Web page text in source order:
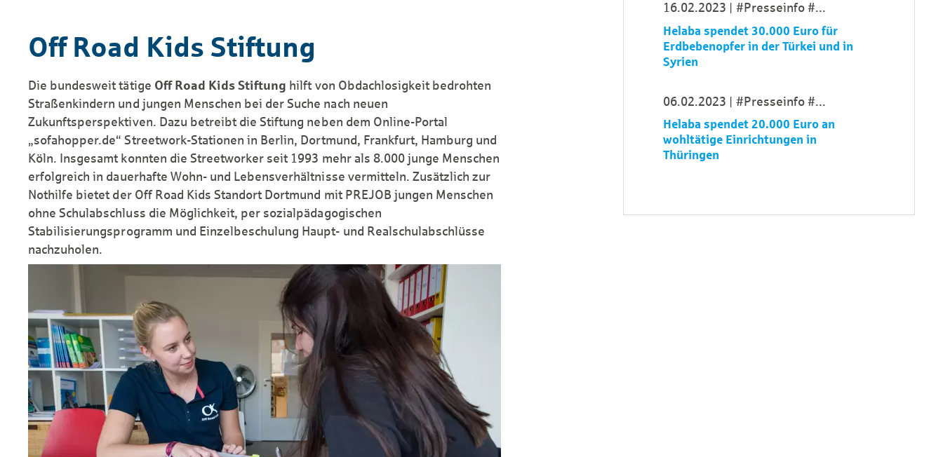
Off Road Kids Stiftung
Die bundesweit tätige Off Road Kids Stiftung hilft von Obdachlosigkeit bedrohten
Straßenkindern und jungen Menschen bei der Suche nach neuen
Zukunftsperspektiven. Dazu betreibt die Stiftung neben dem Online-Portal
„sofahopper.de“ Streetwork-Stationen in Berlin, Dortmund, Frankfurt, Hamburg und
Köln. Insgesamt konnten die Streetworker seit 1993 mehr als 8.000 junge Menschen
erfolgreich in dauerhafte Wohn- und Lebensverhältnisse vermitteln. Zusätzlich zur
Nothilfe bietet der Off Road Kids Standort Dortmund mit PREJOB jungen Menschen
ohne Schulabschluss die Möglichkeit, per sozialpädagogischen
Stabilisierungsprogramm und Einzelbeschulung Haupt- und Realschulabschlüsse
nachzuholen.
16.02.2023 #Presseinfo ...
Helaba spendet 30.000 Euro für
Erdbebenopfer in der Türkei und in
Syrien
06.02.2023 #Presseinfo ...
Helaba spendet 20.000 Euro an
wohltätige Einrichtungen in
Thüringen